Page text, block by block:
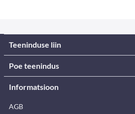
Teeninduse liin
Poe teenindus
Informatsioon
AGB